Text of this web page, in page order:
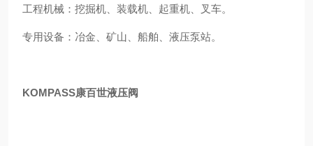
工程机械：挖掘机、装载机、起重机、叉车。
专用设备：冶金、矿山、船舶、液压泵站。
KOMPASS康百世液压阀